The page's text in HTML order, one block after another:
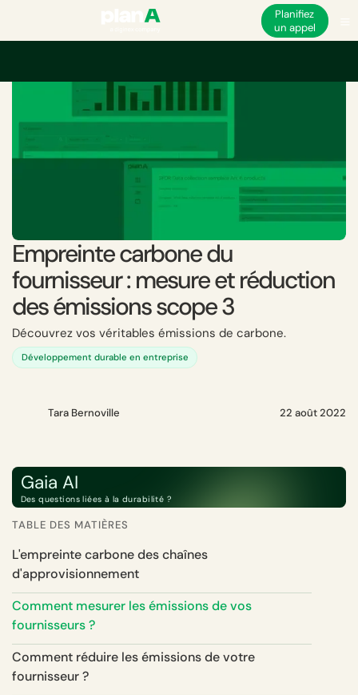
Planifiez
un appel
Empreinte carbone du
fournisseur : mesure et réduction
des émissions scope 3
Découvrez vos véritables émissions de carbone.
Développement durable en entreprise
Tara Bernoville 22 août 2022
Gaia AI
Des questions liées à la durabilité ?
TABLE DES MATIÈRES
L'empreinte carbone des chaînes
d'approvisionnement
Comment mesurer les émissions de vos
fournisseurs ?
Comment réduire les émissions de votre
fournisseur ?